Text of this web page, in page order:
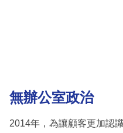
無辦公室政治
2014年，為讓顧客更加認